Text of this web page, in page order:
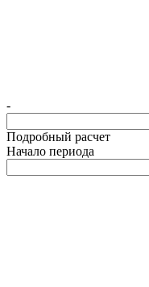
-
Подробный расчет
Начало периода